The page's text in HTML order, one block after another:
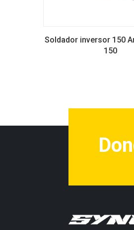
Soldador inversor 150
150